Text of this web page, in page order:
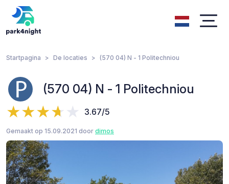
Startpagina De locaties (570 04) Ν - 1 Politechniou
(570 04) Ν - 1 Politechniou
3.67/5
Gemaakt op 15.09.2021 door dimos